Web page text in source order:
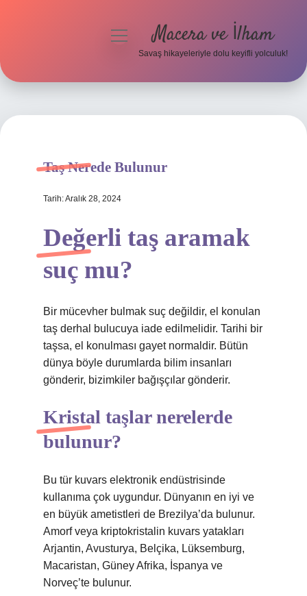
menüyüMacera ve İlham
Savaş hikayeleriyle dolu keyifli yolculuk!
Taş Nerede Bulunur
Tarih: Aralık 28, 2024
Değerli taş aramak
suç mu?
Bir mücevher bulmak suç değildir, el konulan
taş derhal bulucuya iade edilmelidir. Tarihi bir
taşsa, el konulması gayet normaldir. Bütün
dünya böyle durumlarda bilim insanları
gönderir, bizimkiler bağışçılar gönderir.
Kristal taşlar nerelerde
bulunur?
Bu tür kuvars elektronik endüstrisinde
kullanıma çok uygundur. Dünyanın en iyi ve
en büyük ametistleri de Brezilya’da bulunur.
Amorf veya kriptokristalin kuvars yatakları
Arjantin, Avusturya, Belçika, Lüksemburg,
Macaristan, Güney Afrika, İspanya ve
Norveç’te bulunur.